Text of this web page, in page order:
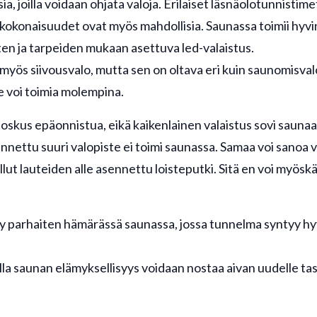
joilla voidaan ohjata valoja. Erilaiset
ovat myös mahdollisia. Saunassa toimii
ja tarpeiden mukaan asettuva led-valaistus.
siivousvalo, mutta sen on oltava eri kuin
voi toimia molempina.
epäonnistua, eikä kaikenlainen valaistus sovi
suuri valopiste ei toimi saunassa. Samaa voi sanoa
lauteiden alle asennettu loisteputki. Sitä en voi
hämärässä saunassa, jossa tunnelma syntyy
saunan elämyksellisyys voidaan nostaa aivan uudelle